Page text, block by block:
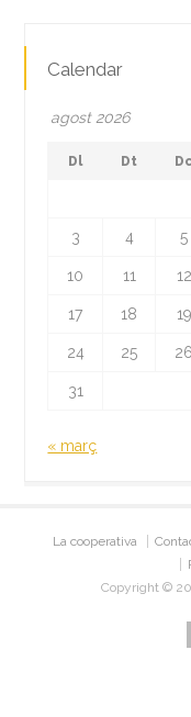
Calendar
agost 2026
Dl Dt Dc
3 4 5
10 11 12
17 18 19
24 25 26
31
« març
La cooperativa
Copyright ©